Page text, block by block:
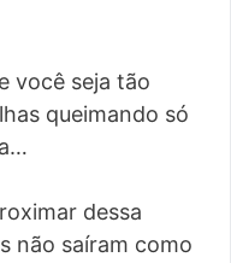
você seja tão
queimando só
dessa
não saíram como